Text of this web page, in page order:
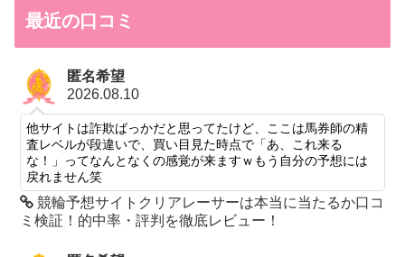
最近の口コミ
匿名希望
2026.08.10
他サイトは詐欺ばっかだと思ってたけど、ここは馬券師の精
査レベルが段違いで、買い目見た時点で「あ、これ来る
な！」ってなんとなくの感覚が来ますｗもう自分の予想には
戻れません笑
競輪予想サイトクリアレーサーは本当に当たるか口コ
ミ検証！的中率・評判を徹底レビュー！